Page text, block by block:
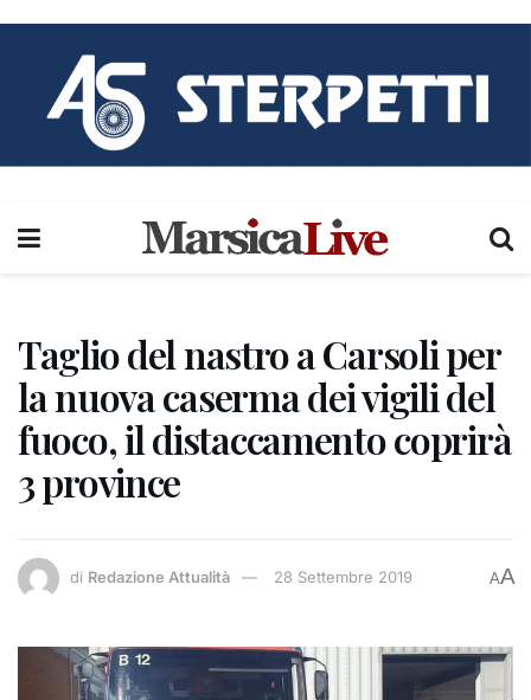
Taglio del nastro a Carsoli per
la nuova caserma dei vigili del
fuoco, il distaccamento coprirà
3 province
di Redazione Attualità 28 Settembre 2019 AA